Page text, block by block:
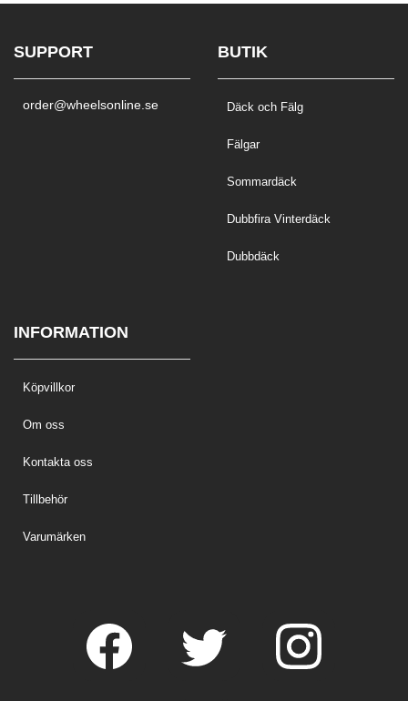
SUPPORT
order@wheelsonline.se
BUTIK
Däck och Fälg
Fälgar
Sommardäck
Dubbfira Vinterdäck
Dubbdäck
INFORMATION
Köpvillkor
Om oss
Kontakta oss
Tillbehör
Varumärken